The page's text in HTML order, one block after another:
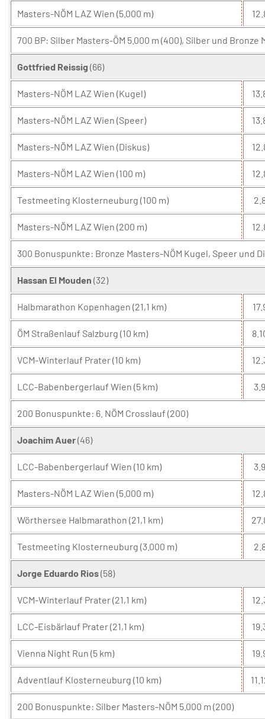
Masters-NÖM LAZ Wien (5.000 m)
700 BP: Silber Masters-ÖM 5.000 m (400), Silber und Bronze
Gottfried Reissig (66)
Masters-NÖM LAZ Wien (Kugel)
Masters-NÖM LAZ Wien (Speer)
Masters-NÖM LAZ Wien (Diskus)
Masters-NÖM LAZ Wien (100 m)
Testmeeting Klosterneuburg (100 m)
Masters-NÖM LAZ Wien (200 m)
300 Bonuspunkte: Bronze Masters-NÖM Kugel, Speer und
Hassan El Mouden (32)
Halbmarathon Kopenhagen (21,1 km)
ÖM Straßenlauf Salzburg (10 km)
VCM-Winterlauf Prater (10 km)
LCC-Babenbergerlauf Wien (5 km)
200 Bonuspunkte: 6. NÖM Crosslauf (200)
Joachim Auer(46)
LCC-Babenbergerlauf Wien (10 km)
Masters-NÖM LAZ Wien (5.000 m)
Wörthersee Halbmarathon (21,1 km)
Testmeeting Klosterneuburg (3.000 m)
Jorge Eduardo Rios(58)
VCM-Winterlauf Prater (21,1 km)
LCC-Eisbärlauf Prater (21,1 km)
Vienna Night Run (5 km)
Adventlauf Klosterneuburg (10 km)
200 Bonuspunkte: Silber Masters-NÖM 5.000 m (200)